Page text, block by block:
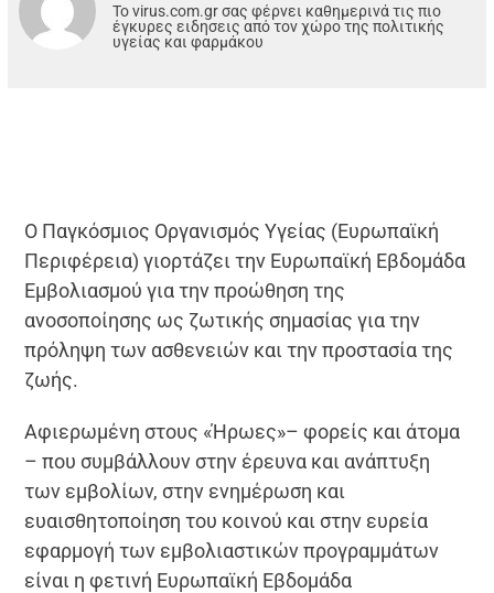
Το virus.com.gr σας φέρνει καθημερινά τις πιο
έγκυρες ειδησεις από τον χώρο της πολιτικής
υγείας και φαρμάκου
O Παγκόσμιος Οργανισμός Υγείας (Ευρωπαϊκή
Περιφέρεια) γιορτάζει την Ευρωπαϊκή Εβδομάδα
Εμβολιασμού για την προώθηση της
ανοσοποίησης ως ζωτικής σημασίας για την
πρόληψη των ασθενειών και την προστασία της
ζωής.
Αφιερωμένη στους «Ήρωες»– φορείς και άτομα
– που συμβάλλουν στην έρευνα και ανάπτυξη
των εμβολίων, στην ενημέρωση και
ευαισθητοποίηση του κοινού και στην ευρεία
εφαρμογή των εμβολιαστικών προγραμμάτων
είναι η φετινή Ευρωπαϊκή Εβδομάδα